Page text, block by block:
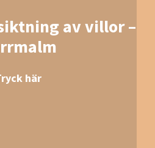
av villor –
här